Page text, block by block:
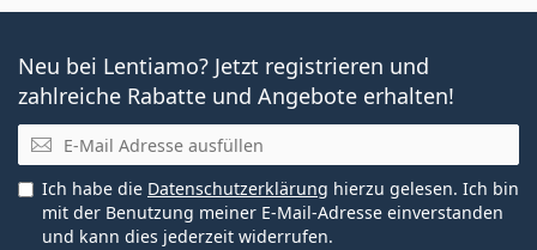
Neu bei Lentiamo? Jetzt registrieren und
zahlreiche Rabatte und Angebote erhalten!
E-Mail
Ich habe die Datenschutzerklärung hierzu gelesen. Ich bin
mit der Benutzung meiner E-Mail-Adresse einverstanden
und kann dies jederzeit widerrufen.